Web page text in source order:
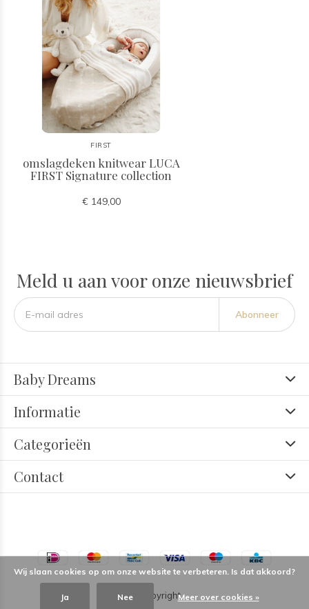
FIRST
omslagdeken knitwear LUCA
FIRST Signature collection
€ 149,00
Meld u aan voor onze nieuwsbrief
Abonneer
Baby Dreams
Informatie
Categorieën
Contact
© Copyright
Wij slaan cookies op om onze website te verbeteren. Is dat akkoord?
Ja Nee Meer over cookies »